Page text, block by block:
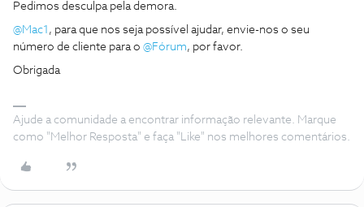
Pedimos desculpa pela demora.
@Mac1 , para que nos seja possível ajudar, envie-nos o seu
número de cliente para o @Fórum, por favor.
Obrigada
Ajude a comunidade a encontrar informação relevante. Marque
como "Melhor Resposta" e faça "Like" nos melhores comentários.